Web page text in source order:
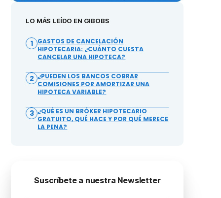
LO MÁS LEÍDO EN GIBOBS
1 GASTOS DE CANCELACIÓN
HIPOTECARIA: ¿CUÁNTO CUESTA
CANCELAR UNA HIPOTECA?
2 ¿PUEDEN LOS BANCOS COBRAR
COMISIONES POR AMORTIZAR UNA
HIPOTECA VARIABLE?
3 ¿QUÉ ES UN BRÓKER HIPOTECARIO
GRATUITO, QUÉ HACE Y POR QUÉ MERECE
LA PENA?
Suscríbete a nuestra Newsletter